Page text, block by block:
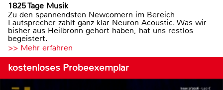
1825 Tage Musik
Zu den spannendsten Newcomern im Bereich
Lautsprecher zählt ganz klar Neuron Acoustic. Was wir
bisher aus Heilbronn gehört haben, hat uns restlos
begeistert.
>> Mehr erfahren
kostenloses Probeexemplar